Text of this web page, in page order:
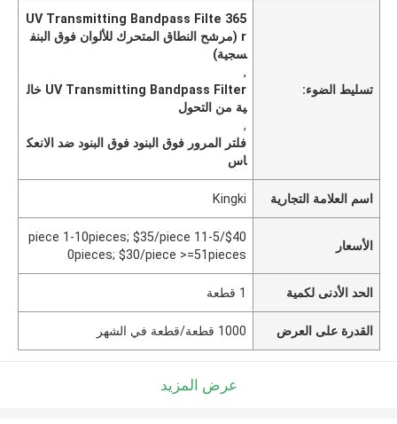
تسليط الضوء:
365 UV Transmitting Bandpass Filte
r (مرشح النطاق المتحرك للألوان فوق البنف
سجية)
,
UV Transmitting Bandpass Filter خال
ية من التحول
,
فلتر المرور فوق البنود فوق البنود ضد الانعك
اس
اسم العلامة التجارية Kingki
الأسعار
$40/piece 1-10pieces; $35/piece 11-5
0pieces; $30/piece >=51pieces
الحد الأدنى لكمية 1 قطعة
القدرة على العرض 1000 قطعة/قطعة في الشهر
عرض المزيد